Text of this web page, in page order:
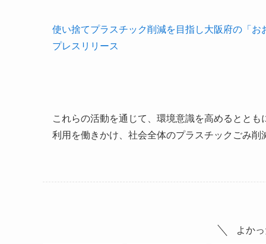
使い捨てプラスチック削減を目指し大阪府の「
プレスリリース
これらの活動を通じて、環境意識を高めるとと
利用を働きかけ、社会全体のプラスチックごみ削
よか